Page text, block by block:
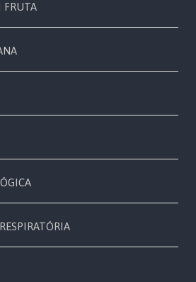
FRUTA